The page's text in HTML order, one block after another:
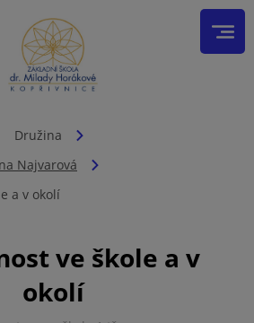
Družina
Najvarová
a v okolí
ve škole a v
okolí